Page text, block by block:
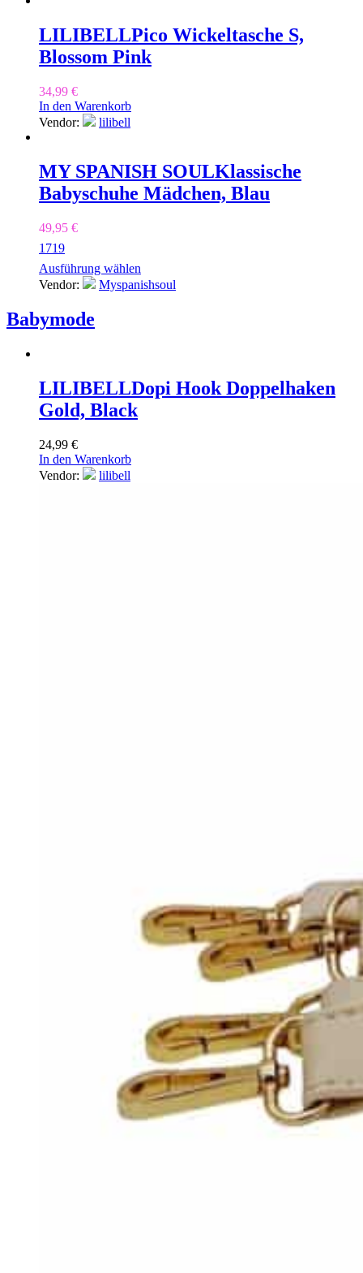
LILIBELLPico Wickeltasche S,
Blossom Pink
34,99 €
In den Warenkorb
Vendor:
lilibell
MY SPANISH SOULKlassische
Babyschuhe Mädchen, Blau
49,95 €
1719
Ausführung wählen
Vendor:
Myspanishsoul
Babymode
LILIBELLDopi Hook Doppelhaken
Gold, Black
24,99 €
In den Warenkorb
Vendor:
lilibell